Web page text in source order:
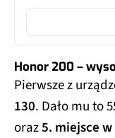
Honor 200 –
Pierwsze z
130. Dało mu to
oraz5. miejsce